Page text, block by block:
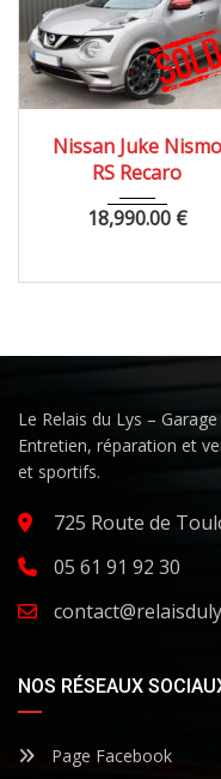
33900 km
Nissan Juke Nismo
RS Recaro
18,990.00€
Le Relais du Lys –
Entretien, réparation et
et sportifs.
725 Route de
05 61 91 92 30
NOS RÉSEAUX
Page Facebook